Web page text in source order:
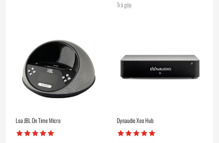
Trả góp
Loa JBL On Time Micro Dynaudio Xeo Hub